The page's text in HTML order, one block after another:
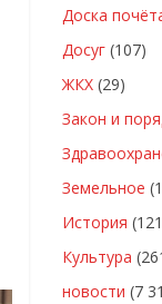
Доска
Досуг (107)
ЖКХ (29)
Закон и
Земельное
История
Культура
новости (7